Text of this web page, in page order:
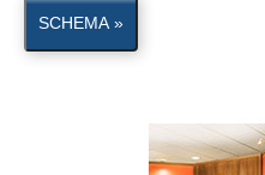
SCHEMA »